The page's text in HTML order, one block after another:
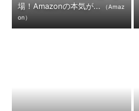
場！Amazonの本気が...
（Amaz
on）